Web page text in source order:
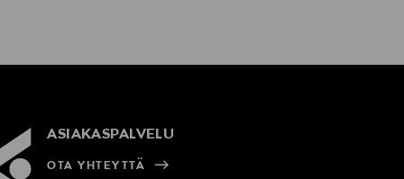
ASIAKASPALVELU
OTA YHTEYTTÄ